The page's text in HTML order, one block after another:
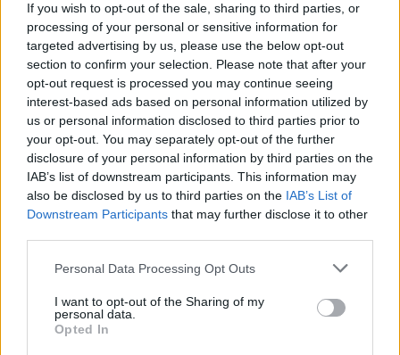
If you wish to opt-out of the sale, sharing to third parties, or
processing of your personal or sensitive information for
targeted advertising by us, please use the below opt-out
section to confirm your selection. Please note that after your
opt-out request is processed you may continue seeing
interest-based ads based on personal information utilized by
us or personal information disclosed to third parties prior to
your opt-out. You may separately opt-out of the further
disclosure of your personal information by third parties on the
IAB’s list of downstream participants. This information may
also be disclosed by us to third parties on the IAB’s List of
Downstream Participants that may further disclose it to other
Personal Data Processing Opt Outs
I want to opt-out of the Sharing of my
personal data.
Opted In
La Juventus sta valutando seriamente di inserirsi nella corsa a
Lazar Samardžic.
Il centrocampista serbo è in contatto con alcuni calciatori
bianconeri e apre alla destinazione.
L’idea della Juventus sarebbe quella di bloccarlo ora per
giugno ma il ragazzo preme per lasciare…
— Matteo Moretto (@MatteMoretto) January 11, 2024